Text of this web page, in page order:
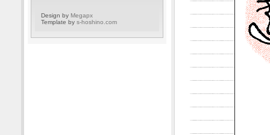
Design by Megapx
Template by s-hoshino.com